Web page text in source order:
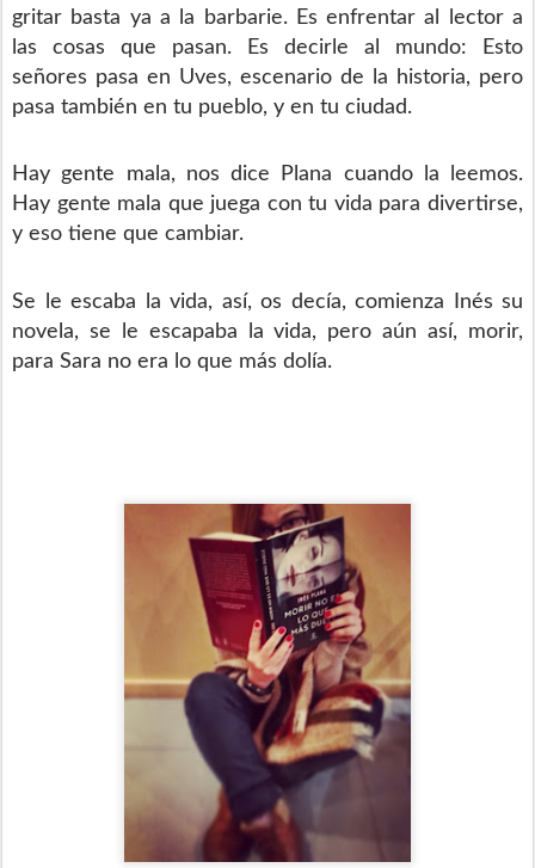
gritar basta ya a la barbarie. Es enfrentar al lector a
las cosas que pasan. Es decirle al mundo: Esto
señores pasa en Uves, escenario de la historia, pero
pasa también en tu pueblo, y en tu ciudad.
Hay gente mala, nos dice Plana cuando la leemos.
Hay gente mala que juega con tu vida para divertirse,
y eso tiene que cambiar.
Se le escaba la vida, así, os decía, comienza Inés su
novela, se le escapaba la vida, pero aún así, morir,
para Sara no era lo que más dolía.